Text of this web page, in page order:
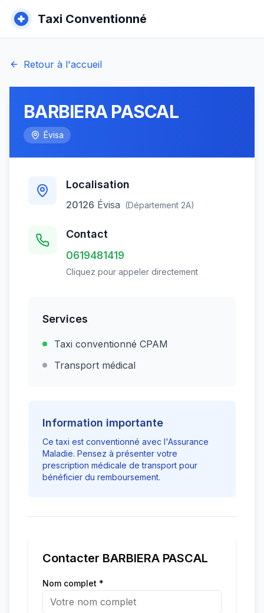
Taxi Conventionné
Retour à l'accueil
BARBIERA PASCAL
Évisa
Localisation
20126 Évisa (Département 2A)
Contact
0619481419
Cliquez pour appeler directement
Services
Taxi conventionné CPAM
Transport médical
Information importante
Ce taxi est conventionné avec l'Assurance
Maladie. Pensez à présenter votre
prescription médicale de transport pour
bénéficier du remboursement.
Contacter BARBIERA PASCAL
Nom complet *